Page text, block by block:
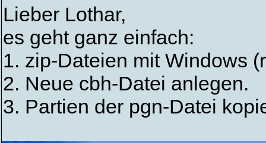
Lieber Lothar,
es geht ganz einfach:
1. zip-Dateien mit Windows
2. Neue cbh-Datei anlegen.
3. Partien der pgn-Datei